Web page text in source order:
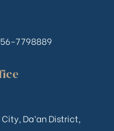
7798889
Da’an District,